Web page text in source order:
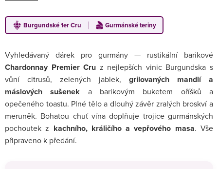
Burgundské 1er Cru Gurmánské teriny
Vyhledávaný dárek pro gurmány — rustikální barikové
Chardonnay Premier Cru z nejlepších vinic Burgundska s
vůní citrusů, zelených jablek, grilovaných mandlí a
máslových sušenek a barikovým buketem oříšků a
opečeného toastu. Plné tělo a dlouhý závěr zralých broskví a
meruněk. Bohatou chuť vína doplňuje trojice gurmánských
pochoutek z kachního, králičího a vepřového masa. Vše
připraveno k předání.